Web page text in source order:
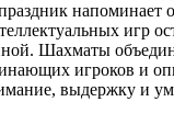
напоминает
игр
Шахматы
игроков и
выдержку и